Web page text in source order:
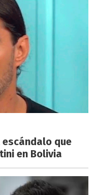
que
en Bolivia